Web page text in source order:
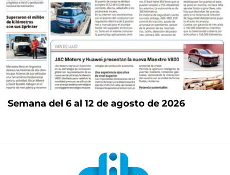
Semana del 6 al 12 de agosto de 2026